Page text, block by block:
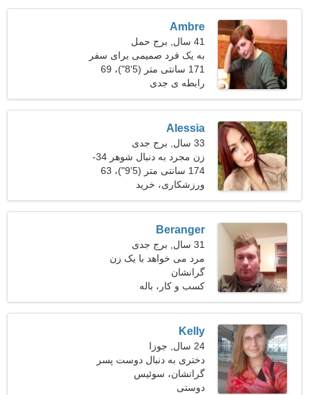
Ambre
41 سال, برج حمل
به یک فرد صمیمی برای سفر
نیازمندم
171 سانتی متر (5'8")، 69
کیلوگرم (152 پوند)
رابطه ی جدی
Alessia
33 سال, برج جدی
زن مجرد به دنبال شوهر 34-
43
174 سانتی متر (5'9")، 63
کیلوگرم (138 پوند)
ورزشکاری، خرید
Beranger
31 سال, برج جدی
مرد می خواهد با یک زن
ملاقات کند 25-30
گرانشان
کسب و کار، باله
Kelly
24 سال, جوزا
دختری به دنبال دوست پسر
گرانشان، سوئیس
دوستی